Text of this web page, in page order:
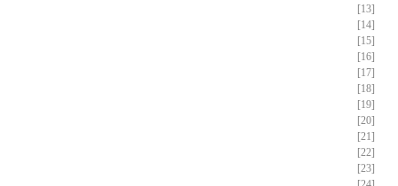
[13]
[14]
[15]
[16]
[17]
[18]
[19]
[20]
[21]
[22]
[23]